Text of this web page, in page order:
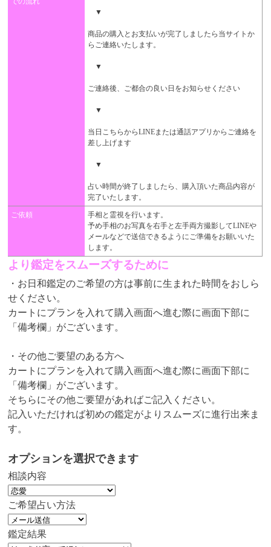
▼
商品の購入とお支払いが完了しましたら当サイトか
らご連絡いたします。
▼
ご連絡後、ご都合の良い日をお知らせください
▼
当日こちらからLINEまたは通話アプリからご連絡を
差し上げます
▼
占い時間が終了しましたら、購入頂いた商品内容が
完了いたします。
ご依頼
手相と霊視を行います。
予め手相のお写真を右手と左手両方撮影してLINEや
メールなどで送信できるようにご準備をお願いいた
します。
より鑑定をスムーズするために
・お日和鑑定のご希望の方は事前に生まれた時間をおしら
せください。
カートにプランを入れて購入画面へ進む際に画面下部に
「備考欄」がございます。
・その他ご要望のある方へ
カートにプランを入れて購入画面へ進む際に画面下部に
「備考欄」がございます。
そちらにその他ご要望があればご記入ください。
記入いただければ初めの鑑定がよりスムーズに進行出来ま
す。
オプションを選択できます
相談内容
ご希望占い方法
鑑定結果